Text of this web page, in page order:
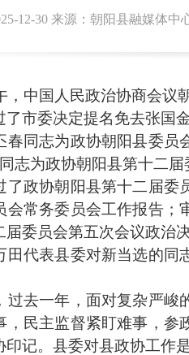
12-30 来源：朝阳县融媒体中
国人民政治协商会议朝
委决定提名免去张国金
志为政协朝阳县委员会
志为政协朝阳县第十二届
协朝阳县第十二届委
会常务委员会工作报告
委员会第五次会议政治决
表县委对新当选的同
一年，面对复杂严峻的
，民主监督紧盯难事，参
记。县委对县政协工作